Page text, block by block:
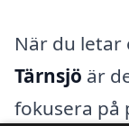
När du letar
Tärnsjö är
fokusera på